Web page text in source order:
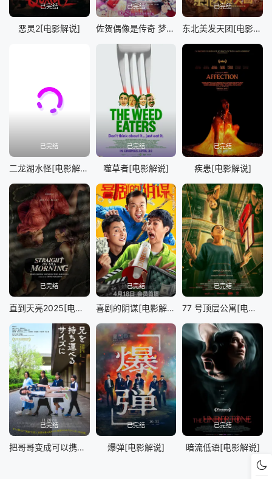
已完结
恶灵2[电影解说]
已完结
佐贺偶像是传奇 梦想银河乐园[电影解说]
已完结
东北美发天团[电影解说]
已完结
二龙湖水怪[电影解说]
已完结
噬草者[电影解说]
已完结
疾患[电影解说]
已完结
直到天亮2025[电影解说]
已完结
喜剧的阴谋[电影解说]
已完结
77 号顶层公寓[电影解说]
已完结
把哥哥变成可以携带的尺寸[电影解说]
已完结
爆弹[电影解说]
已完结
暗流低语[电影解说]